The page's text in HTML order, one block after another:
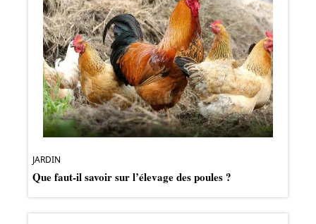
JARDIN
Que faut-il savoir sur l’élevage des poules ?